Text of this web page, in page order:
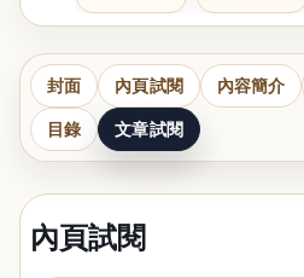
封面 內頁試閱 內容簡介
目錄 文章試閱
內頁試閱